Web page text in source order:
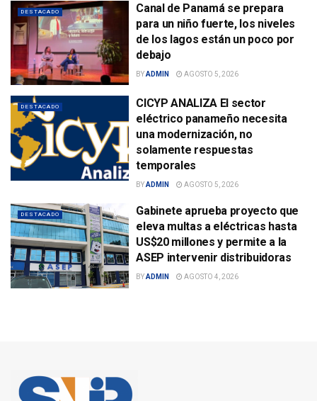
DESTACADO
Canal de Panamá se prepara
para un niño fuerte, los niveles
de los lagos están un poco por
debajo
BYADMIN AGOSTO 5, 2026
DESTACADO
CICYP ANALIZA El sector
eléctrico panameño necesita
una modernización, no
solamente respuestas
temporales
BYADMIN AGOSTO 5, 2026
DESTACADO
Gabinete aprueba proyecto que
eleva multas a eléctricas hasta
US$20 millones y permite a la
ASEP intervenir distribuidoras
BYADMIN AGOSTO 4, 2026